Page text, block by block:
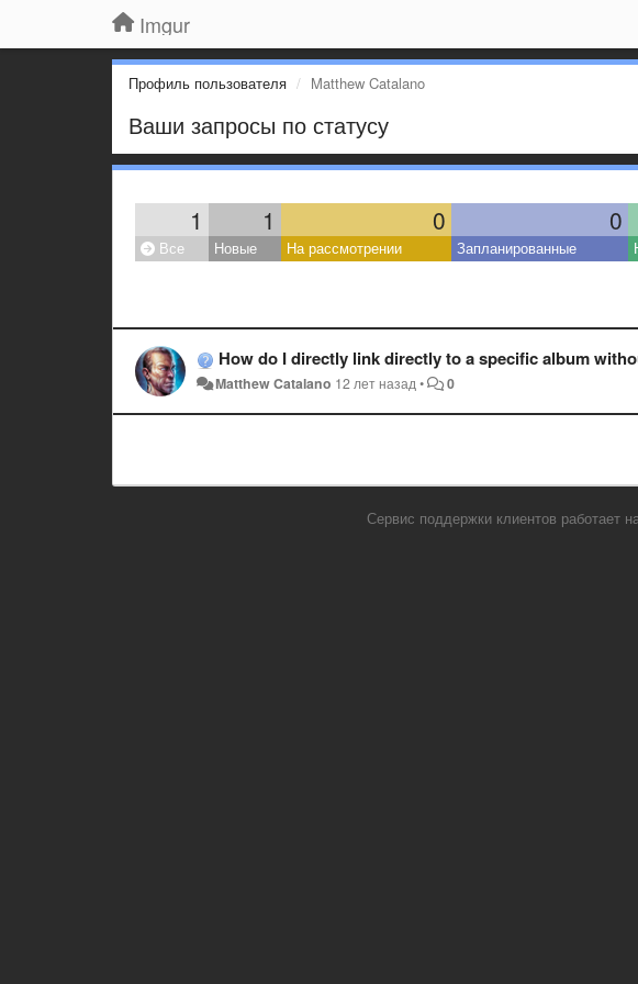
Imgur
Профиль пользователя Matthew Catalano
Ваши запросы по статусу
1 1 0 0
Все Новые На рассмотрении Запланированные
How do I directly link directly to a specific album without having
Matthew Catalano 12 лет назад• 0
Сервис поддержки клиентов работает